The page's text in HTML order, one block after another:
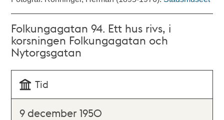
Folkungagatan 94. Ett hus rivs, i
korsningen Folkungagatan och
Nytorgsgatan
Tid
9 december 1950